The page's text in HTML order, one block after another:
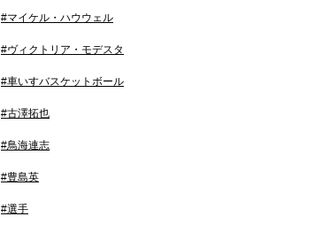
#マイケル・ハウウェル
#ヴィクトリア・モデスタ
#車いすバスケットボール
#古澤拓也
#鳥海連志
#豊島英
#選手